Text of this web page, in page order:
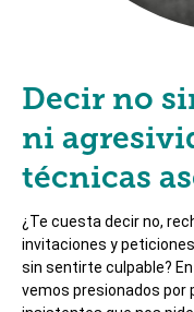
Decir no
ni
técnicas
¿Te cuesta decir no,
invitaciones y
sin sentirte culpable?
vemos presionados por